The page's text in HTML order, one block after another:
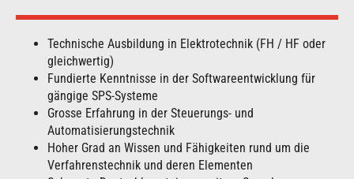
Technische Ausbildung in Elektrotechnik (FH / HF oder
gleichwertig)
Fundierte Kenntnisse in der Softwareentwicklung für
gängige SPS-Systeme
Grosse Erfahrung in der Steuerungs- und
Automatisierungstechnik
Hoher Grad an Wissen und Fähigkeiten rund um die
Verfahrenstechnik und deren Elementen